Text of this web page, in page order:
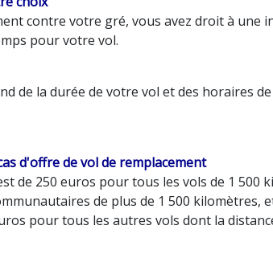
contre votre gré, vous avez droit à une
pour votre vol.
de la durée de votre vol et des horaires
d'offre de vol de remplacement
de 250 euros pour tous les vols de 1 500
de plus de 1 500 kilomètres,
pour tous les autres vols dont la